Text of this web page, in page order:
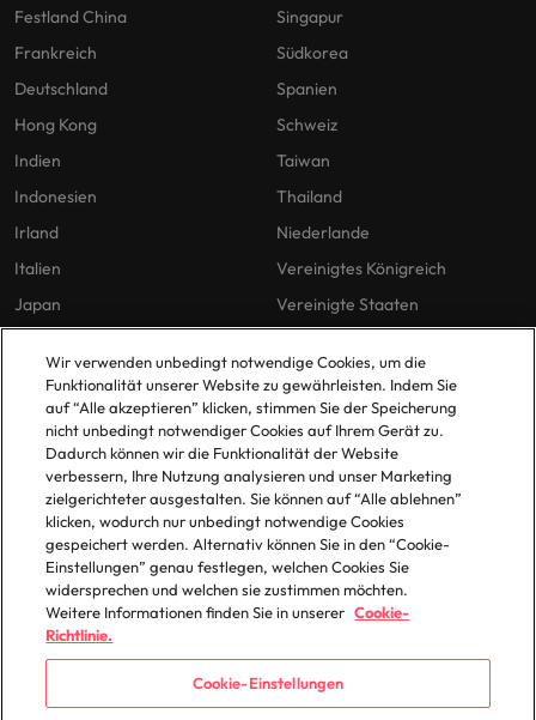
Festland China
Frankreich
Deutschland
Hong Kong
Indien
Indonesien
Irland
Italien
Japan
Singapur
Südkorea
Spanien
Schweiz
Taiwan
Thailand
Niederlande
Vereinigtes Königreich
Vereinigte Staaten
Unsere Richtlinien
Datenschutz
Cookie-Richtlinie
Policy Library
Büros
Berlin
Düsseldorf
Frankfurt
Hamburg
Wir verwenden unbedingt notwendige Cookies, um die
Funktionalität unserer Website zu gewährleisten. Indem Sie
auf “Alle akzeptieren” klicken, stimmen Sie der Speicherung
nicht unbedingt notwendiger Cookies auf Ihrem Gerät zu.
Dadurch können wir die Funktionalität der Website
verbessern, Ihre Nutzung analysieren und unser Marketing
zielgerichteter ausgestalten. Sie können auf “Alle ablehnen”
klicken, wodurch nur unbedingt notwendige Cookies
gespeichert werden. Alternativ können Sie in den “Cookie-
Einstellungen” genau festlegen, welchen Cookies Sie
widersprechen und welchen sie zustimmen möchten.
Weitere Informationen finden Sie in unserer Cookie-
Richtlinie.
Cookie-Einstellungen